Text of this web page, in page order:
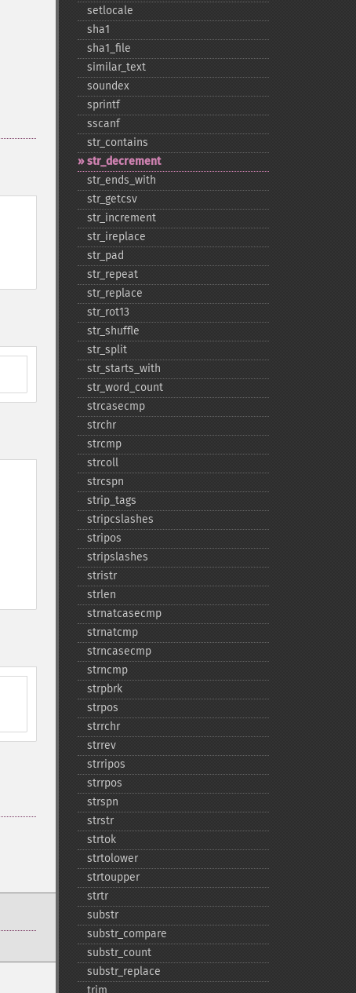
setlocale
sha1
sha1_​file
similar_​text
soundex
sprintf
sscanf
str_​contains
str_​decrement
str_​ends_​with
str_​getcsv
str_​increment
str_​ireplace
str_​pad
str_​repeat
str_​replace
str_​rot13
str_​shuffle
str_​split
str_​starts_​with
str_​word_​count
strcasecmp
strchr
strcmp
strcoll
strcspn
strip_​tags
stripcslashes
stripos
stripslashes
stristr
strlen
strnatcasecmp
strnatcmp
strncasecmp
strncmp
strpbrk
strpos
strrchr
strrev
strripos
strrpos
strspn
strstr
strtok
strtolower
strtoupper
strtr
substr
substr_​compare
substr_​count
substr_​replace
trim